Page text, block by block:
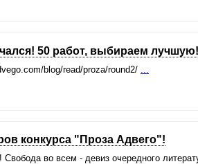
50 работ, выбираем лучшую!
blog/read/proza/round2/ ...
конкурса "Проза Адвего"!
во всем - девиз очередного